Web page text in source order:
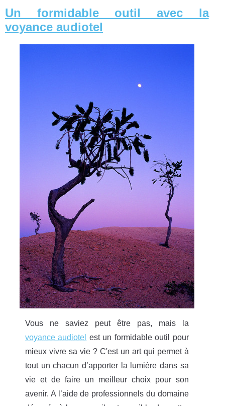
Un formidable outil avec la
voyance audiotel
Vous ne saviez peut être pas, mais la
voyance audiotel est un formidable outil pour
mieux vivre sa vie ? C'est un art qui permet à
tout un chacun d’apporter la lumière dans sa
vie et de faire un meilleur choix pour son
avenir. A l’aide de professionnels du domaine